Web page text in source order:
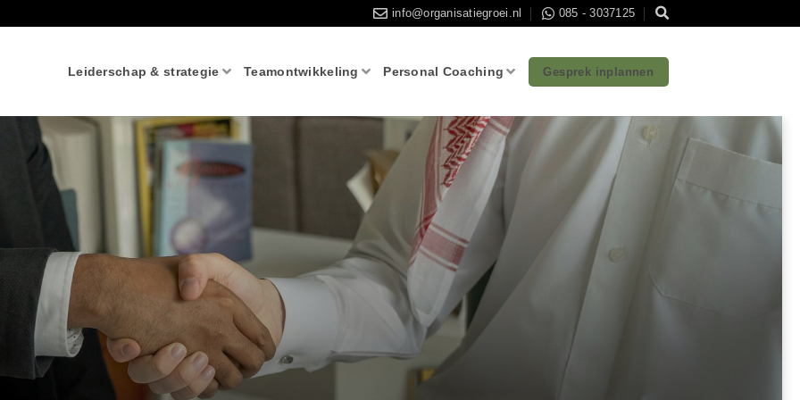
info@organisatiegroei.nl 085 - 3037125
Leiderschap & strategie Teamontwikkeling Personal Coaching Gesprek inplannen